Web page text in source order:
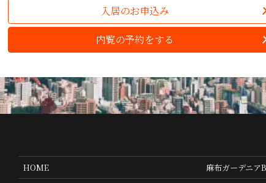
入居のお申込み
内覧の予約をする
HOME
麻布ガーデニア